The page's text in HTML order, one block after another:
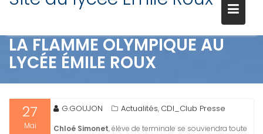
Skip
LA FLAMME OLYMPIQUE AU
LYCÉE ÉMILE ROUX
27
Mai
G.GOUJON Actualités, CDI_Club Presse
Chloé Simonet, élève de terminale se souviendra toute